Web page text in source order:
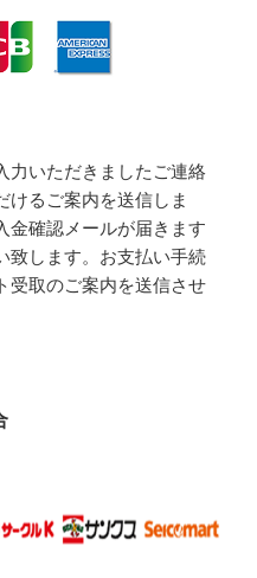
力いただきましたご連絡
けるご案内を送信しま
金確認メールが届きます
致します。お支払い手続
受取のご案内を送信させ